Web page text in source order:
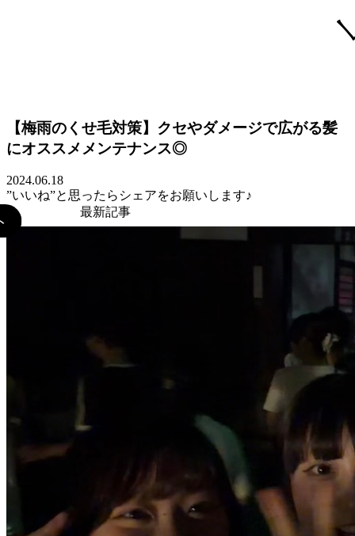
【梅雨のくせ毛対策】クセやダメージで広がる髪
にオススメメンテナンス◎
2024.06.18
”いいね”と思ったらシェアをお願いします♪
最新記事